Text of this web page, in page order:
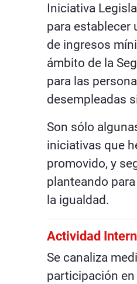
Iniciativa
para establecer
de ingresos
ámbito de la
para las
desempleadas
Son sólo
iniciativas que
promovido, y
planteando
la igualdad.
Actividad
Se canaliza
participación